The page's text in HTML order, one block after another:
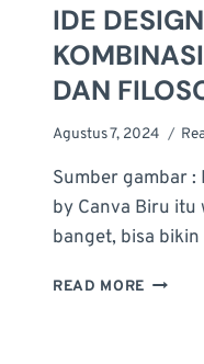
IDE
DAN
Agustus 7, 2024
Sumber gambar
by Canva Biru itu
banget, bisa
READ MORE IDE